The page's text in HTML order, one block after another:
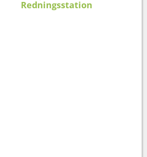
Redningsstation